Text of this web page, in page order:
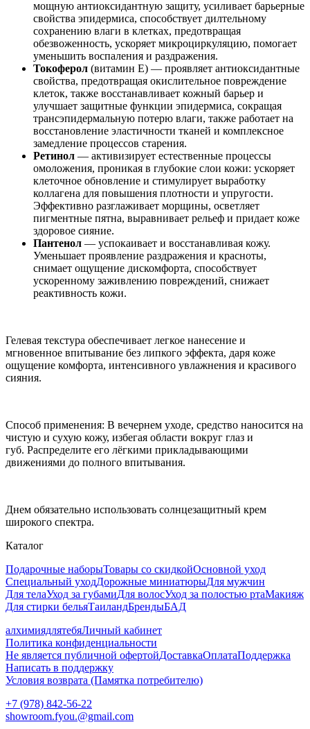
мощную антиоксидантную защиту, усиливает барьерные
свойства эпидермиса, способствует дилтельному
сохранению влаги в клетках, предотвращая
обезвоженность, ускоряет микроциркуляцию, помогает
уменьшить воспаления и раздражения.
Токоферол (витамин E) — проявляет антиоксидантные
свойства, предотвращая окислительное повреждение
клеток, также восстанавливает кожный барьер и
улучшает защитные функции эпидермиса, сокращая
трансэпидермальную потерю влаги, также работает на
восстановление эластичности тканей и комплексное
замедление процессов старения.
Ретинол — активизирует естественные процессы
омоложения, проникая в глубокие слои кожи: ускоряет
клеточное обновление и стимулирует выработку
коллагена для повышения плотности и упругости.
Эффективно разглаживает морщины, осветляет
пигментные пятна, выравнивает рельеф и придает коже
здоровое сияние.
Пантенол — успокаивает и восстанавливая кожу.
Уменьшает проявление раздражения и красноты,
снимает ощущение дискомфорта, способствует
ускоренному заживлению повреждений, снижает
реактивность кожи.
Гелевая текстура обеспечивает легкое нанесение и
мгновенное впитывание без липкого эффекта, даря коже
ощущение комфорта, интенсивного увлажнения и красивого
сияния.
Способ применения: В вечернем уходе, средство наносится на
чистую и сухую кожу, избегая области вокруг глаз и
губ. Распределите его лёгкими прикладывающими
движениями до полного впитывания.
Днем обязательно использовать солнцезащитный крем
широкого спектра.
Каталог
Подарочные наборыТовары со скидкойОсновной уход
Специальный уходДорожные миниатюрыДля мужчин
Для телаУход за губамиДля волосУход за полостью ртаМакияж
Для стирки бельяТаиландБрендыБАД
алхимиядлятебяЛичный кабинет
Политика конфиденциальности
Не является публичной офертойДоставкаОплатаПоддержка
Написать в поддержку
Условия возврата (Памятка потребителю)
+7 (978) 842-56-22
showroom.fyou.@gmail.com